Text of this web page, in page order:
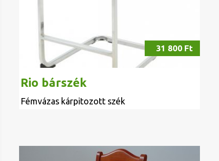
31 800 Ft
Rio bárszék
Fémvázas kárpitozott szék